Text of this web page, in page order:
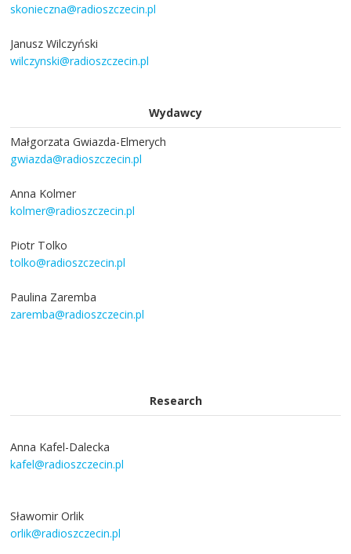
skonieczna@radioszczecin.pl
Janusz Wilczyński
wilczynski@radioszczecin.pl
Wydawcy
Małgorzata Gwiazda-Elmerych
gwiazda@radioszczecin.pl
Anna Kolmer
kolmer@radioszczecin.pl
Piotr Tolko
tolko@radioszczecin.pl
Paulina Zaremba
zaremba@radioszczecin.pl
Research
Anna Kafel-Dalecka
kafel@radioszczecin.pl
Sławomir Orlik
orlik@radioszczecin.pl